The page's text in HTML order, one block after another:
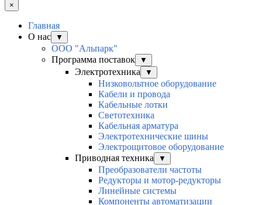
×
Главная
О нас
▼
ООО "Альпарк"
Программа поставок
▼
Электротехника ▼
Низковольтное оборудование
Кабели и провода
Кабельные лотки
Светотехника
Кабельная арматура
Электротехнические шины
Электрощитовое оборудование
Приводная техника
▼
Преобразователи частоты
Редукторы и мотор-редукторы
Линейные системы
Компоненты автоматизации